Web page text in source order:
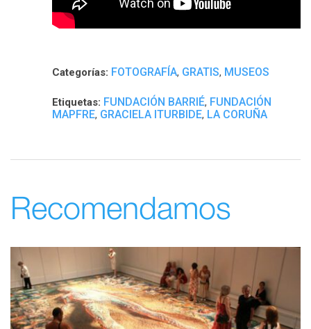
Categorías: FOTOGRAFÍA, GRATIS, MUSEOS
Etiquetas: FUNDACIÓN BARRIÉ, FUNDACIÓN
MAPFRE, GRACIELA ITURBIDE, LA CORUÑA
Recomendamos